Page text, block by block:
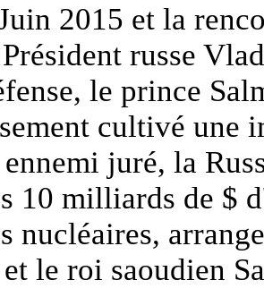
2015 et la
russe
le prince
cultivé une
juré, la
10 milliards de $
nucléaires,
le roi saoudien